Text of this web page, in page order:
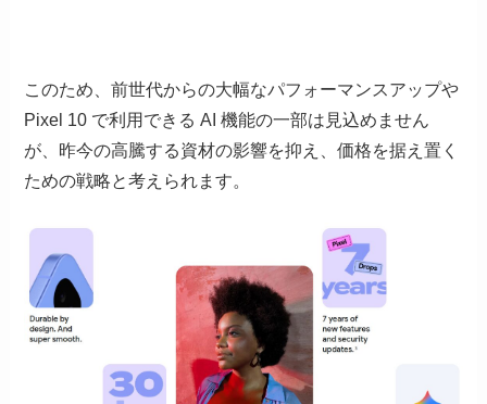
このため、前世代からの大幅なパフォーマンスアップや
Pixel 10 で利用できる AI 機能の一部は見込めません
が、昨今の高騰する資材の影響を抑え、価格を据え置く
ための戦略と考えられます。